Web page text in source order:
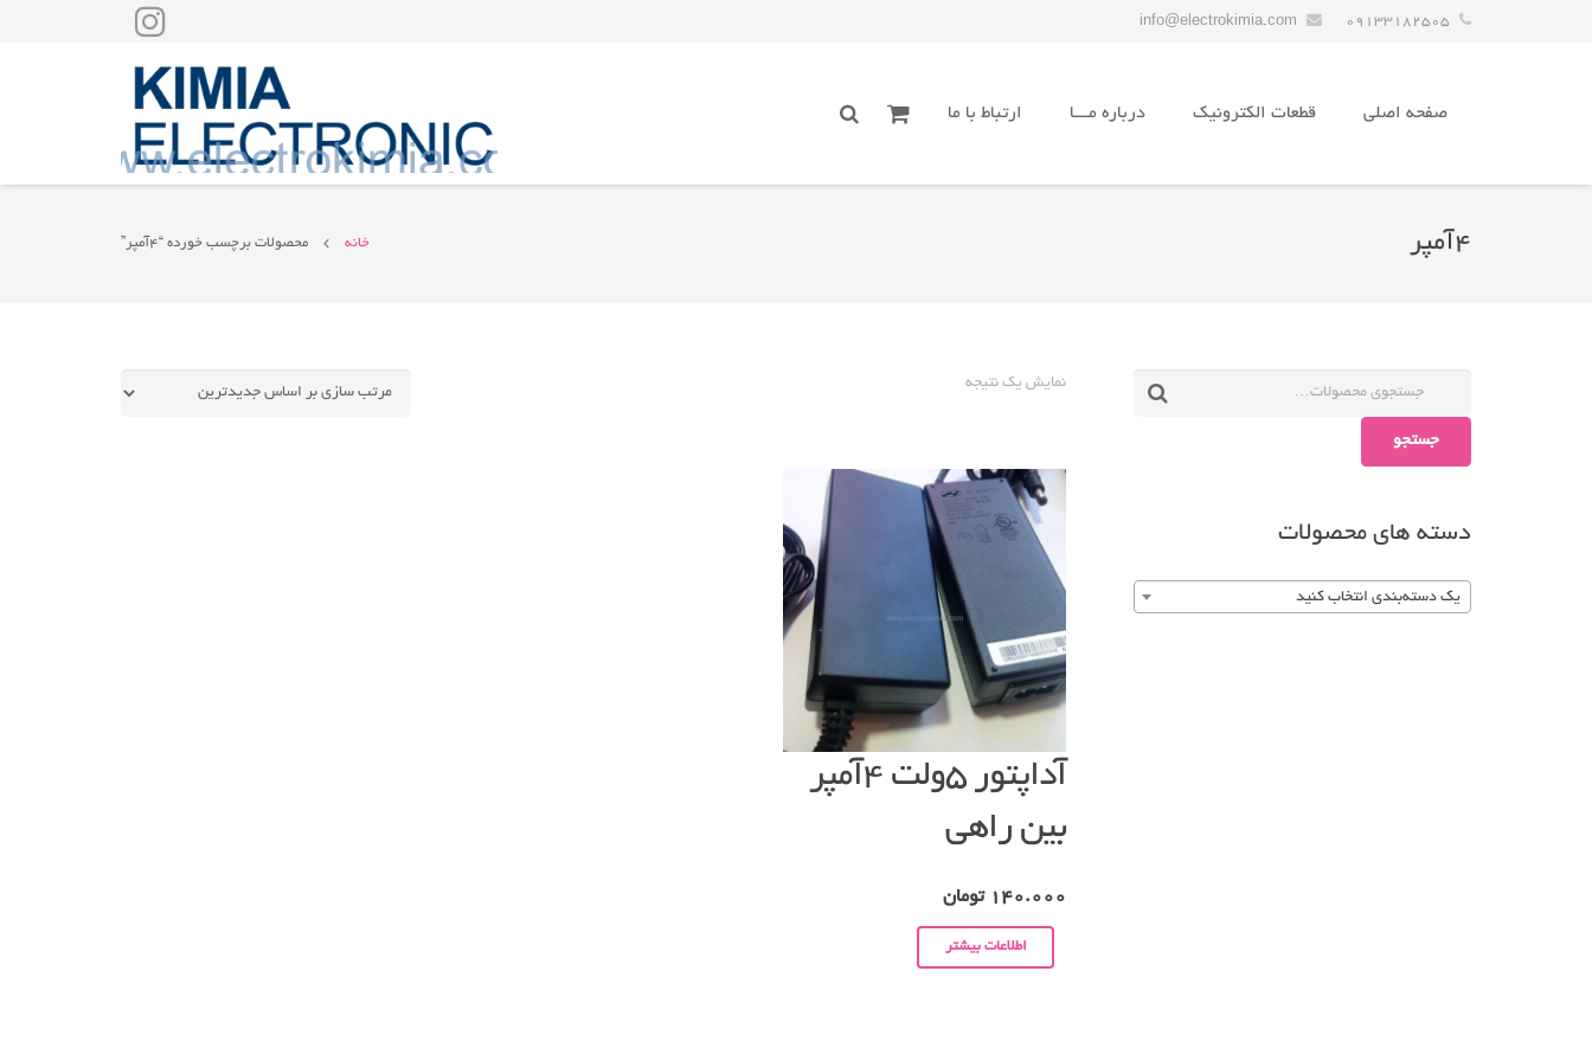
09133182505
info@electrokimia.com
صفحه اصلی قطعات الکترونیک درباره مـــا ارتباط با ما
4آمپر خانه محصولات برچسب خورده “4آمپر”
نمایش یک نتیجه
آداپتور ۵ولت ۴آمپر
بین راهی
140.000 تومان
اطلاعات بیشتر
جستجو
دسته های محصولات
یک دسته‌بندی انتخاب کنید